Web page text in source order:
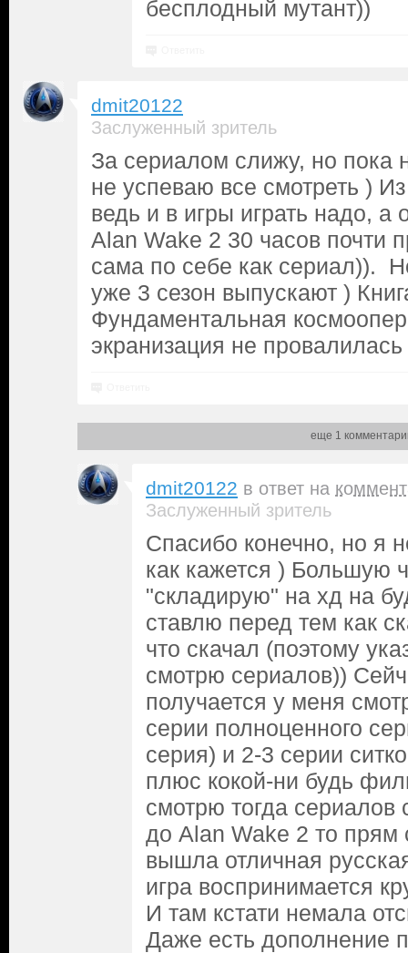
бесплодный мутант))
dmit20122
Заслуженный зритель
За сериалом слижу, но пока
не успеваю все смотреть )
ведь и в игры играть надо, а
Alan Wake 2 30 часов почти
сама по себе как сериал)).
уже 3 сезон выпускают )
Фундаментальная
экранизация не провалилась
еще 1
dmit20122 в ответ на
Заслуженный зритель
Спасибо конечно, но я
как кажется ) Большую
"складирую" на хд на
ставлю перед тем как
что скачал (поэтому
смотрю сериалов))
получается у меня
серии полноценного
серия) и 2-3 серии
плюс кокой-ни будь
смотрю тогда
до Alan Wake 2 то прям
вышла отличная
игра воспринимается
И там кстати немала
Даже есть дополнение